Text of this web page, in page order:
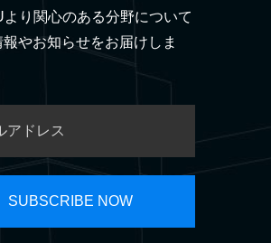
より関心のある分野について
やお知らせをお届けしま